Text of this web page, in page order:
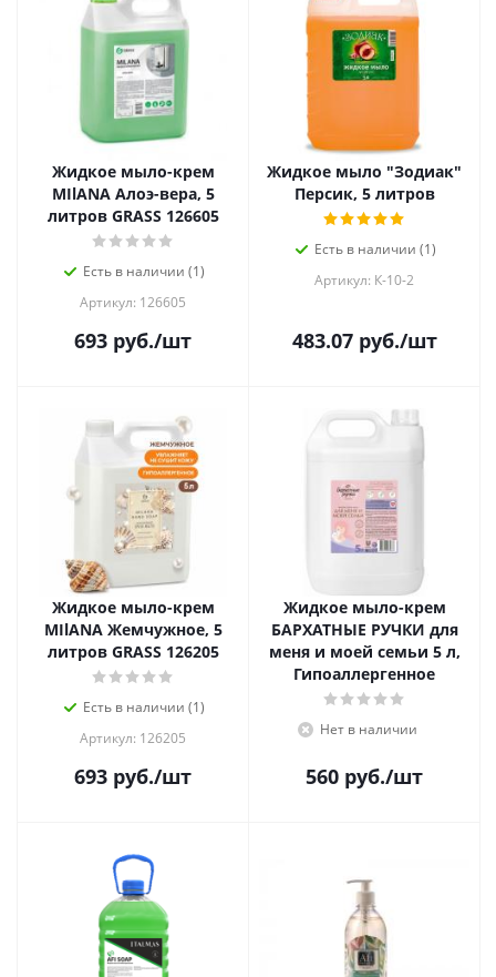
Жидкое мыло-крем
MIlANA Алоэ-вера, 5
литров GRASS 126605
Есть в наличии (1)
Артикул: 126605
693 руб./шт
Жидкое мыло "Зодиак"
Персик, 5 литров
Есть в наличии (1)
Артикул: К-10-2
483.07руб./шт
Жидкое мыло-крем
MIlANA Жемчужное, 5
литров GRASS 126205
Есть в наличии (1)
Артикул: 126205
693 руб./шт
Жидкое мыло-крем
БАРХАТНЫЕ РУЧКИ для
меня и моей семьи 5 л,
Гипоаллергенное
Нет в наличии
560 руб./шт